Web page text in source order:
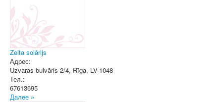
Zelta solārijs
Адрес:
Uzvaras bulvāris 2/4, Rīga, LV-1048
Тел.:
67613695
Далее »